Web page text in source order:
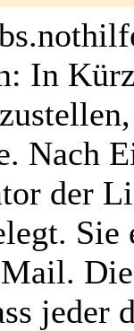
In
Nach
der
Sie
jeder